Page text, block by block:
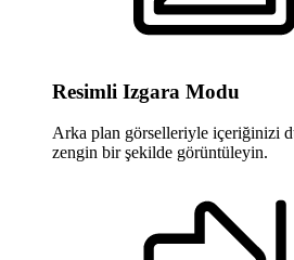
Resimli Izgara Modu
Arka plan görselleriyle içeriğinizi
zengin bir şekilde görüntüleyin.